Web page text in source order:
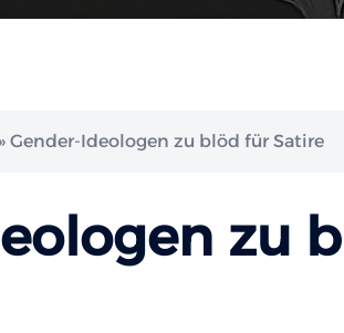
» Gender-Ideologen zu blöd für Satire
zu